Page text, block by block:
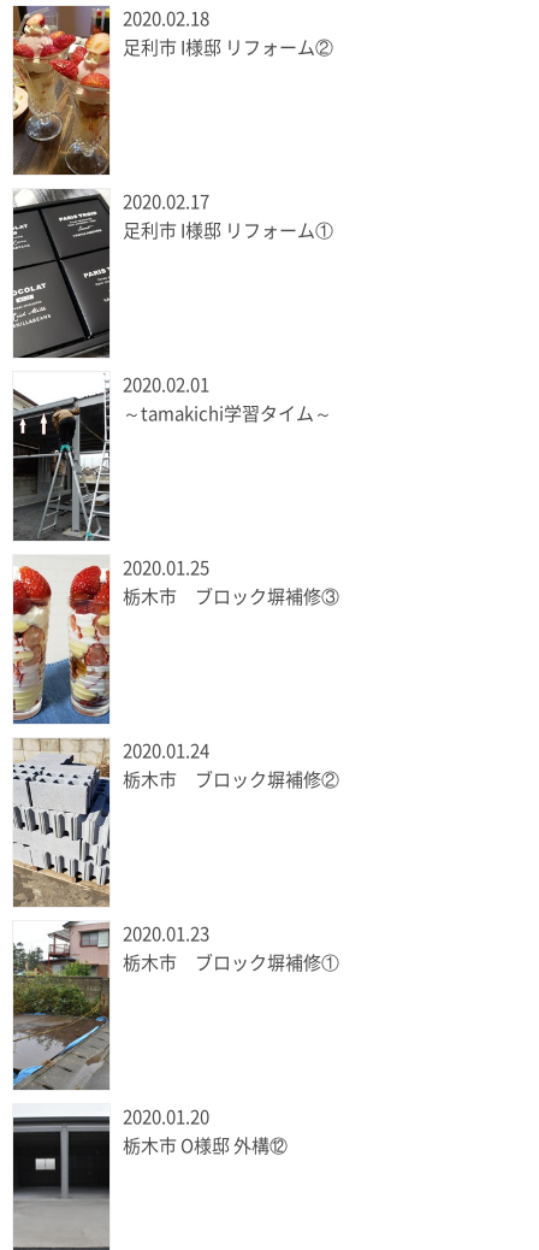
2020.02.18
足利市 I様邸 リフォーム②
2020.02.17
足利市 I様邸 リフォーム①
2020.02.01
～tamakichi学習タイム～
2020.01.25
栃木市 ブロック塀補修③
2020.01.24
栃木市 ブロック塀補修②
2020.01.23
栃木市 ブロック塀補修①
2020.01.20
栃木市 O様邸 外構⑫